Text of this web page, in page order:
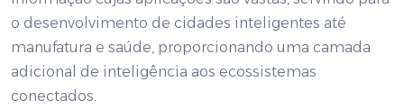
o desenvolvimento de cidades inteligentes até
manufatura e saúde, proporcionando uma camada
adicional de inteligência aos ecossistemas
conectados.